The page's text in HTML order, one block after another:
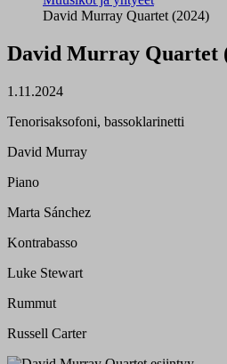
David Murray Quartet (2024)
David Murray Quartet
1.11.2024
Tenorisaksofoni, bassoklarinetti
David Murray
Piano
Marta Sánchez
Kontrabasso
Luke Stewart
Rummut
Russell Carter